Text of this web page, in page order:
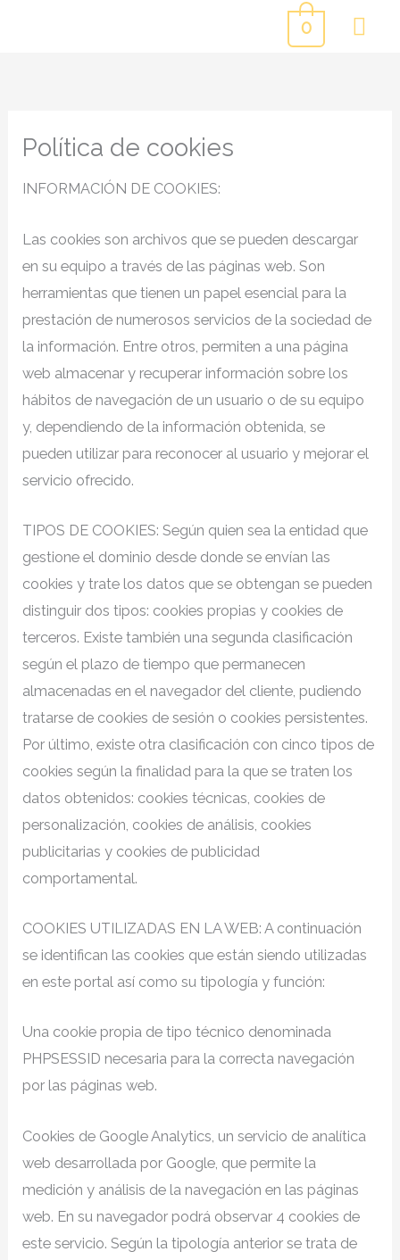
0
Política de cookies
INFORMACIÓN DE COOKIES:
Las cookies son archivos que se pueden descargar
en su equipo a través de las páginas web. Son
herramientas que tienen un papel esencial para la
prestación de numerosos servicios de la sociedad de
la información. Entre otros, permiten a una página
web almacenar y recuperar información sobre los
hábitos de navegación de un usuario o de su equipo
y, dependiendo de la información obtenida, se
pueden utilizar para reconocer al usuario y mejorar el
servicio ofrecido.
TIPOS DE COOKIES: Según quien sea la entidad que
gestione el dominio desde donde se envían las
cookies y trate los datos que se obtengan se pueden
distinguir dos tipos: cookies propias y cookies de
terceros. Existe también una segunda clasificación
según el plazo de tiempo que permanecen
almacenadas en el navegador del cliente, pudiendo
tratarse de cookies de sesión o cookies persistentes.
Por último, existe otra clasificación con cinco tipos de
cookies según la finalidad para la que se traten los
datos obtenidos: cookies técnicas, cookies de
personalización, cookies de análisis, cookies
publicitarias y cookies de publicidad
comportamental.
COOKIES UTILIZADAS EN LA WEB: A continuación
se identifican las cookies que están siendo utilizadas
en este portal así como su tipología y función:
Una cookie propia de tipo técnico denominada
PHPSESSID necesaria para la correcta navegación
por las páginas web.
Cookies de Google Analytics, un servicio de analítica
web desarrollada por Google, que permite la
medición y análisis de la navegación en las páginas
web. En su navegador podrá observar 4 cookies de
este servicio. Según la tipología anterior se trata de